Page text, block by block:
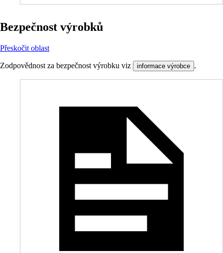
Bezpečnost výrobků
Přeskočit oblast
Zodpovědnost za bezpečnost výrobku viz informace výrobce .